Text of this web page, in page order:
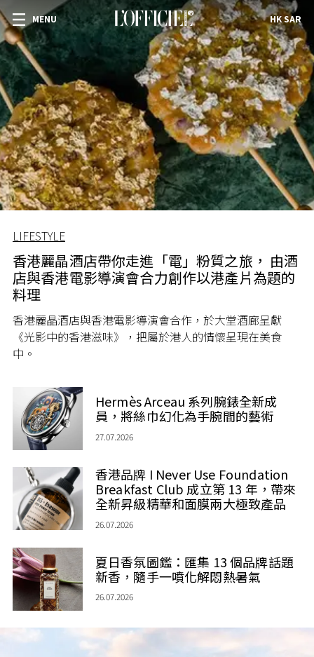
MENU HK SAR
LIFESTYLE
香港麗晶酒店帶你走進「電」粉質之旅， 由酒
店與香港電影導演會合力創作以港產片為題的
料理
香港麗晶酒店與香港電影導演會合作，於大堂酒廊呈獻
《光影中的香港滋味》，把屬於港人的情懷呈現在美食
中。
Hermès Arceau 系列腕錶全新成
員，將絲巾幻化為手腕間的藝術
27.07.2026
香港品牌 I Never Use Foundation
Breakfast Club 成立第 13 年，帶來
全新昇級精華和面膜兩大極致產品
26.07.2026
夏日香氛圖鑑：匯集 13 個品牌話題
新香，隨手一噴化解悶熱暑氣
26.07.2026